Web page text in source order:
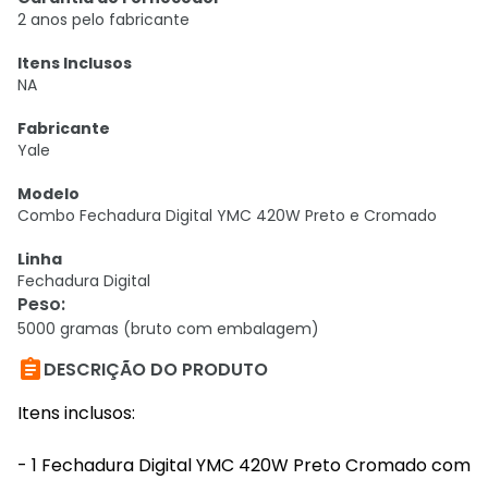
2 anos pelo fabricante
Itens Inclusos
NA
Fabricante
Yale
Modelo
Combo Fechadura Digital YMC 420W Preto e Cromado
Linha
Fechadura Digital
Peso:
5000 gramas (bruto com embalagem)
DESCRIÇÃO DO PRODUTO
Itens inclusos:
- 1 Fechadura Digital YMC 420W Preto Cromado com